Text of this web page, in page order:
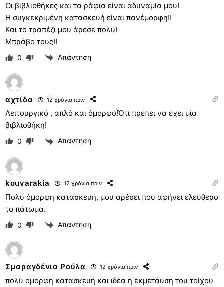
Οι βιβλιοθήκες και τα ράφια είναι αδυναμία μου!
Η συγκεκριμένη κατασκευή είναι πανέμορφη!!
Και το τραπέζι μου άρεσε πολύ!
Μπράβο τους!!
0 Απάντηση
αχτίδα 12 χρόνια πριν
Λειτουργικό , απλό και όμορφο!Ότι πρέπει να έχει μία
βιβλιοθήκη!
0 Απάντηση
kouvarakia 12 χρόνια πριν
Πολύ όμορφη κατασκευή, μου αρέσει που αφήνει ελεύθερο
το πάτωμα.
0 Απάντηση
Σμαραγδένια Ρούλα 12 χρόνια πριν
πολύ ομορφη κατασκευή και ιδέα η εκμετάυση του τοίχου